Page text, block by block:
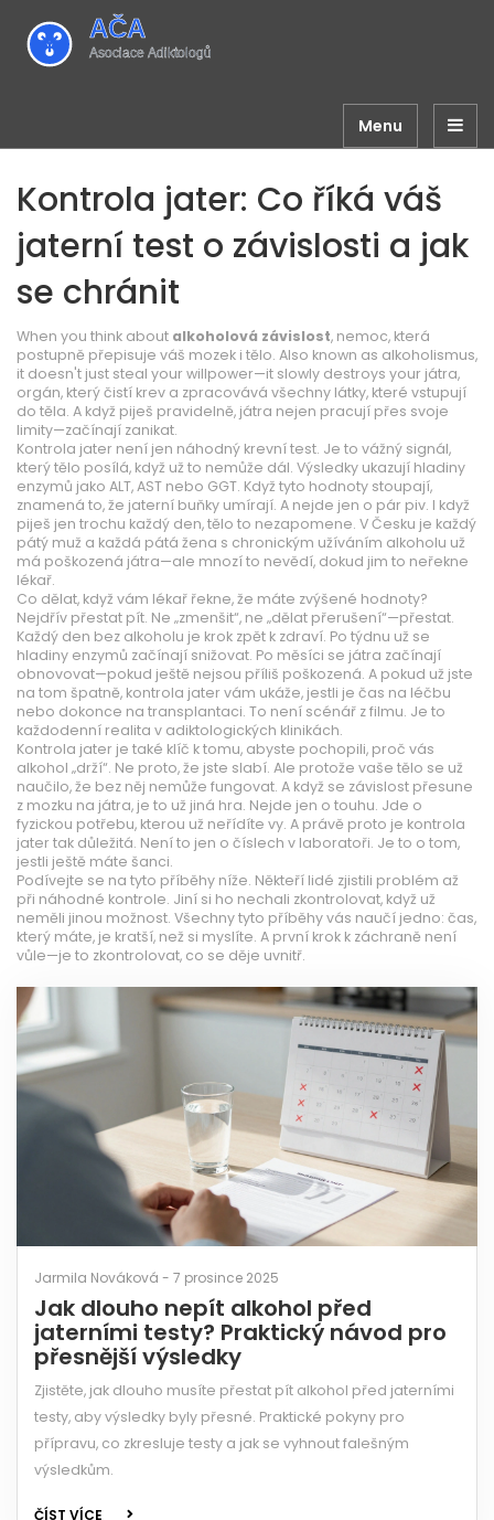
Menu
Kontrola jater: Co říká váš
jaterní test o závislosti a jak
se chránit
When you think about alkoholová závislost, nemoc, která
postupně přepisuje váš mozek i tělo. Also known as alkoholismus,
it doesn't just steal your willpower—it slowly destroys your játra,
orgán, který čistí krev a zpracovává všechny látky, které vstupují
do těla. A když piješ pravidelně, játra nejen pracují přes svoje
limity—začínají zanikat.
Kontrola jater není jen náhodný krevní test. Je to vážný signál,
který tělo posílá, když už to nemůže dál. Výsledky ukazují hladiny
enzymů jako ALT, AST nebo GGT. Když tyto hodnoty stoupají,
znamená to, že jaterní buňky umírají. A nejde jen o pár piv. I když
piješ jen trochu každý den, tělo to nezapomene. V Česku je každý
pátý muž a každá pátá žena s chronickým užíváním alkoholu už
má poškozená játra—ale mnozí to nevědí, dokud jim to neřekne
lékař.
Co dělat, když vám lékař řekne, že máte zvýšené hodnoty?
Nejdřív přestat pít. Ne „zmenšit“, ne „dělat přerušení“—přestat.
Každý den bez alkoholu je krok zpět k zdraví. Po týdnu už se
hladiny enzymů začínají snižovat. Po měsíci se játra začínají
obnovovat—pokud ještě nejsou příliš poškozená. A pokud už jste
na tom špatně, kontrola jater vám ukáže, jestli je čas na léčbu
nebo dokonce na transplantaci. To není scénář z filmu. Je to
každodenní realita v adiktologických klinikách.
Kontrola jater je také klíč k tomu, abyste pochopili, proč vás
alkohol „drží“. Ne proto, že jste slabí. Ale protože vaše tělo se už
naučilo, že bez něj nemůže fungovat. A když se závislost přesune
z mozku na játra, je to už jiná hra. Nejde jen o touhu. Jde o
fyzickou potřebu, kterou už neřídíte vy. A právě proto je kontrola
jater tak důležitá. Není to jen o číslech v laboratoři. Je to o tom,
jestli ještě máte šanci.
Podívejte se na tyto příběhy níže. Někteří lidé zjistili problém až
při náhodné kontrole. Jiní si ho nechali zkontrolovat, když už
neměli jinou možnost. Všechny tyto příběhy vás naučí jedno: čas,
který máte, je kratší, než si myslíte. A první krok k záchraně není
vůle—je to zkontrolovat, co se děje uvnitř.
Jarmila Nováková - 7 prosince 2025
Jak dlouho nepít alkohol před
jaterními testy? Praktický návod pro
přesnější výsledky
Zjistěte, jak dlouho musíte přestat pít alkohol před jaterními
testy, aby výsledky byly přesné. Praktické pokyny pro
přípravu, co zkresluje testy a jak se vyhnout falešným
výsledkům.
ČÍST VÍCE